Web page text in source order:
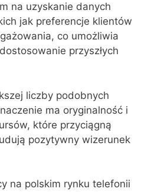
na uzyskanie danych
jak preferencje klientów
co umożliwia
przyszłych
liczby podobnych
ma oryginalność i
które przyciągną
pozytywny wizerunek
na polskim rynku telefonii